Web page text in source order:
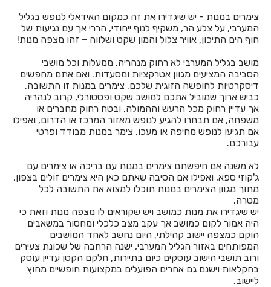
חדרים לפי שעה באלקוש
חדרים לפי שעה באניעם
חדרים לפי שעה באריאל
חדרים לפי שעה באשבול
חדרים לפי שעה באשדוד
חדרים לפי שעה באשקלון
חדרים לפי שעה באשתאול
חדרים לפי שעה בבאר שבע
חדרים לפי שעה בבוסתן הגליל
חדרים לפי שעה בבורגתה
צימרים במנות - יש שיגדירו את זה כמקום האידאלי לנופש בגליל
המערבי, על צלע הר, משקיף לנוף ייחודי, הררי אך עם נגיעות של
חוף הים התיכון, אוויר צלול והמון שקט ושלווה – זהו מצפה מנות!
מושב בגליל המערבי לא רחוק מנהריה, ממעלות וכל מושבי
הסביבה המציעים מגוון אטרקציות ומסעדות. ואם אתם מחפשים
דיסקרטיות לחופשה הזוגית שלכם, צימרים במנות זו התשובה.
כביש ארוך שמוביל אתכם למושב שקט ופסטורלי, קרוב לנהריה
אך עדיין רחוק מכל הרעש וההמולה, ובטח רחוק מחברים או
משפחה, אם תבחרו להגיע לנופש מאזור המרכז או הדרום, ואפילו
אם תגיעו לנופש מחיפה או מעכו, צימר במנות מבודד ופרטי
עבורכם.
לא משנה אם חיפשתם צימרים במנות עם בריכה או צימרים עם
ג'קוזי ספא, ואפילו אם הסיבה שאתם כאן היא צימרים זולים בצפון,
מתוך מגוון הצימרים במנות תוכלו למצוא את התשובה לכל
מטרה.
יש שיגדירו את מנות כמושב ויש שקוראים לו מצפה מנות וזאת כי
היה אמור לקום כמושב אך עקב מצב כלכלי ומחסור במשאבים
הוקם כמצפה יישוב קהילתי, היום נחשב לאחד המושבים
המפותחים באזור הגליל המערבי, ישנה הרחבה של שכונת צעירים
ורוב תושבי הישוב עוסקים כיום בתיירות, חלקם הקטן עדיין עוסק
בחקלאות וישנם גם אחרים הפועלים במקצועות חופשיים מחוץ
ליישוב.